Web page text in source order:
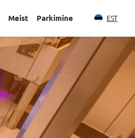
Meist Parkimine EST